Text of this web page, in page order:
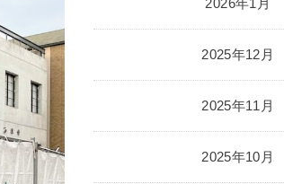
2026年1月
2025年12月
2025年11月
2025年10月